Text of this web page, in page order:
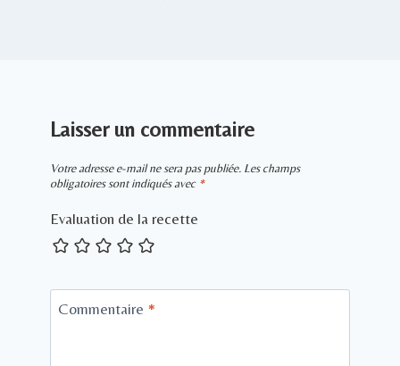
Laisser un commentaire
Votre adresse e-mail ne sera pas publiée. Les champs
obligatoires sont indiqués avec *
Evaluation de la recette
Commentaire *